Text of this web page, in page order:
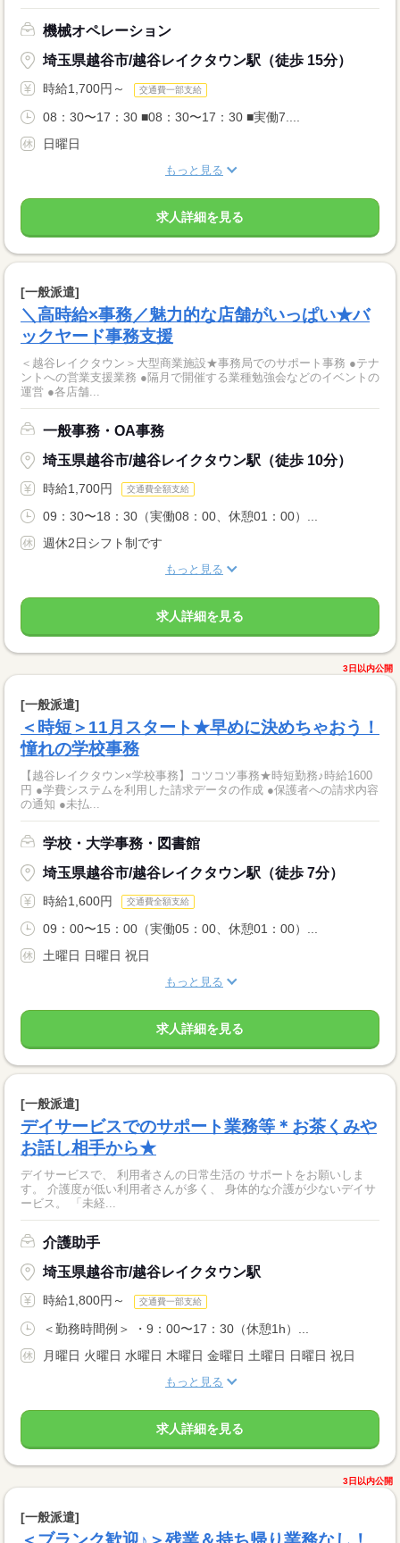
機械オペレーション
埼玉県越谷市/越谷レイクタウン駅（徒歩 15分）
時給1,700円～ 交通費一部支給
08：30〜17：30 ■08：30〜17：30 ■実働7....
日曜日
もっと見る
求人詳細を見る
[一般派遣]
＼高時給×事務／魅力的な店舗がいっぱい★バ
ックヤード事務支援
＜越谷レイクタウン＞大型商業施設★事務局でのサポート事務 ●テナ
ントへの営業支援業務 ●隔月で開催する業種勉強会などのイベントの
運営 ●各店舗...
一般事務・OA事務
埼玉県越谷市/越谷レイクタウン駅（徒歩 10分）
時給1,700円 交通費全額支給
09：30〜18：30（実働08：00、休憩01：00）...
週休2日シフト制です
もっと見る
求人詳細を見る
3日以内公開
[一般派遣]
＜時短＞11月スタート★早めに決めちゃおう！
憧れの学校事務
【越谷レイクタウン×学校事務】コツコツ事務★時短勤務♪時給1600
円 ●学費システムを利用した請求データの作成 ●保護者への請求内容
の通知 ●未払...
学校・大学事務・図書館
埼玉県越谷市/越谷レイクタウン駅（徒歩 7分）
時給1,600円 交通費全額支給
09：00〜15：00（実働05：00、休憩01：00）...
土曜日 日曜日 祝日
もっと見る
求人詳細を見る
[一般派遣]
デイサービスでのサポート業務等＊お茶くみや
お話し相手から★
デイサービスで、 利用者さんの日常生活の サポートをお願いしま
す。 介護度が低い利用者さんが多く、 身体的な介護が少ないデイサ
ービス。 「未経...
介護助手
埼玉県越谷市/越谷レイクタウン駅
時給1,800円～ 交通費一部支給
＜勤務時間例＞ ・9：00〜17：30（休憩1h）...
月曜日 火曜日 水曜日 木曜日 金曜日 土曜日 日曜日 祝日
もっと見る
求人詳細を見る
3日以内公開
[一般派遣]